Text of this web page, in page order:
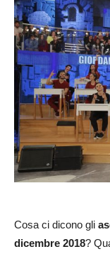
Cosa ci dicono gli
dicembre 2018?